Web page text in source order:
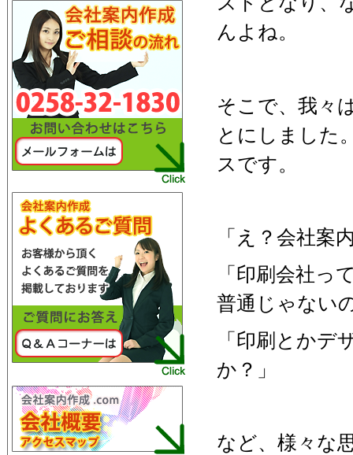
んよね。
そこで、我々
とにしました
スです。
「え？会社案
「印刷会社っ
普通じゃない
「印刷とか
か？」
など、様々な